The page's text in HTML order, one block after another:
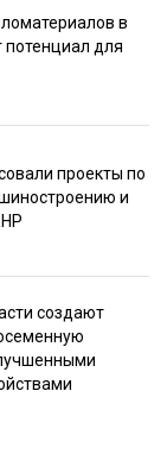
в
потенциал для
проекты по
и
создают